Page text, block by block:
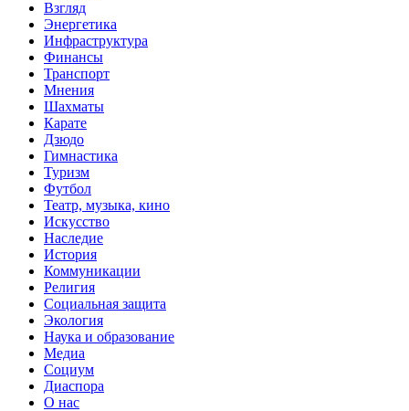
Взгляд
Энергетика
Инфраструктура
Финансы
Транспорт
Мнения
Шахматы
Карате
Дзюдо
Гимнастика
Туризм
Футбол
Театр, музыка, кино
Искусство
Наследие
История
Коммуникации
Религия
Социальная защита
Экология
Наука и образование
Медиа
Социум
Диаспора
О нас